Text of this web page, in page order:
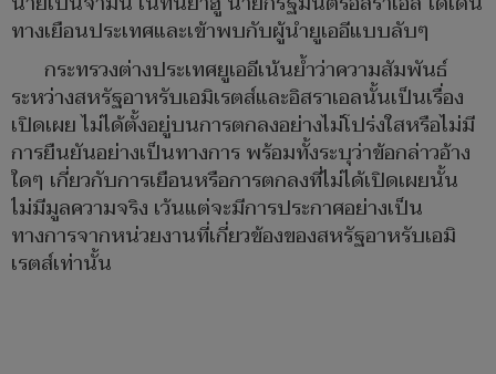
ทางเยือนประเทศและเข้าพบกับผู้นำยูเออีแบบลับๆ
กระทรวงต่างประเทศยูเออีเน้นย้ำว่าความสัมพันธ์
ระหว่างสหรัฐอาหรับเอมิเรตส์และอิสราเอลนั้นเป็นเรื่อง
เปิดเผย ไม่ได้ตั้งอยู่บนการตกลงอย่างไม่โปร่งใสหรือไม่มี
การยืนยันอย่างเป็นทางการ พร้อมทั้งระบุว่าข้อกล่าวอ้าง
ใดๆ เกี่ยวกับการเยือนหรือการตกลงที่ไม่ได้เปิดเผยนั้น
ไม่มีมูลความจริง เว้นแต่จะมีการประกาศอย่างเป็น
ทางการจากหน่วยงานที่เกี่ยวข้องของสหรัฐอาหรับเอมิ
เรตส์เท่านั้น